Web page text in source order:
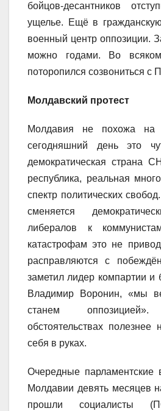
бойцов-десантников
ущелье. Ещё в
военный центр оппозиции.
можно годами. Во
поторопился созвониться с
Молдавский протест
Молдавия не похожа на
сегодняшний день это
демократическая страна
республика, реальная
спектр политических
сменяется
либералов к
катастрофам это не
расправляются с
заметил лидер компартии
Владимир Воронин, «мы
станем
обстоятельствах полезнее
себя в руках.
Очередные
Молдавии девять месяцев
прошли социалисты